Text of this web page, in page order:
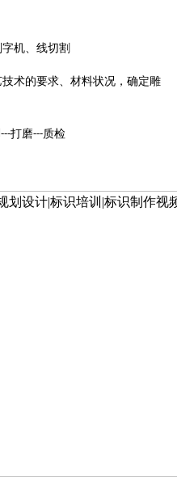
机、线切割
术的要求、材料状况，确定雕
---打磨---质检